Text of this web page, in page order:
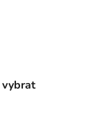
vybrat